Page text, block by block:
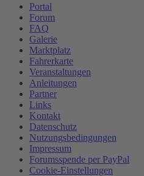
Portal
Forum
FAQ
Galerie
Marktplatz
Fahrerkarte
Veranstaltungen
Anleitungen
Partner
Links
Kontakt
Datenschutz
Nutzungsbedingungen
Impressum
Forumsspende per PayPal
Cookie-Einstellungen